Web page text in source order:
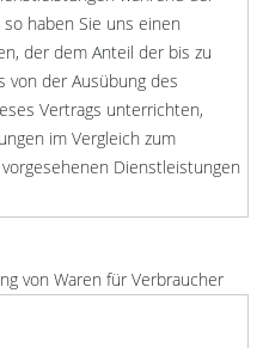
haben Sie uns einen
der dem Anteil der bis zu
von der Ausübung des
Vertrags unterrichten,
im Vergleich zum
Dienstleistungen
von Waren für Verbraucher